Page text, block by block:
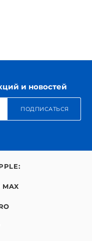
и новостей
ПОДПИСАТЬСЯ
MAX